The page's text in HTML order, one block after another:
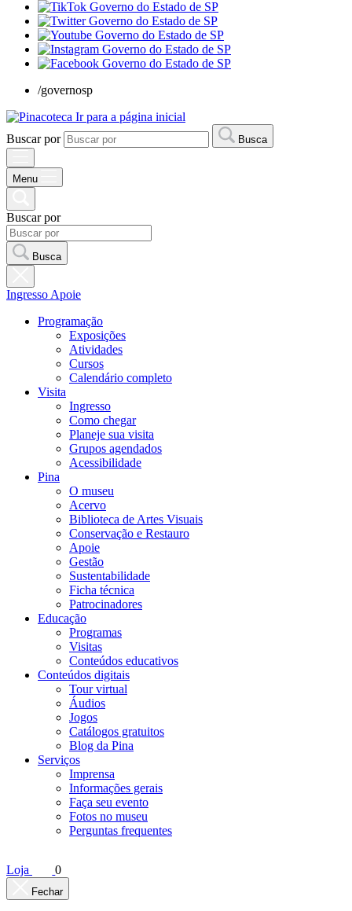
/governosp
Ir para a página inicial
Buscar por
Busca
Menu
Buscar por
Busca
Ingresso Apoie
Programação
Exposições
Atividades
Cursos
Calendário completo
Visita
Ingresso
Como chegar
Planeje sua visita
Grupos agendados
Acessibilidade
Pina
O museu
Acervo
Biblioteca de Artes Visuais
Conservação e Restauro
Apoie
Gestão
Sustentabilidade
Ficha técnica
Patrocinadores
Educação
Programas
Visitas
Conteúdos educativos​
Conteúdos digitais
Tour virtual
Áudios
Jogos
Catálogos gratuitos
Blog da Pina
Serviços
Imprensa
Informações gerais
Faça seu evento
Fotos no museu
Perguntas frequentes
Loja 0
Fechar